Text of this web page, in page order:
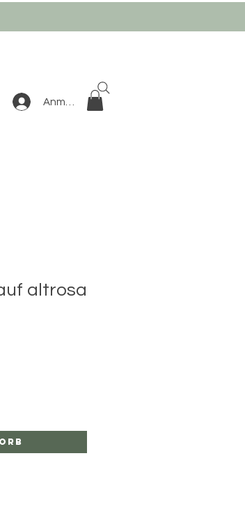
Anmelden
altrosa